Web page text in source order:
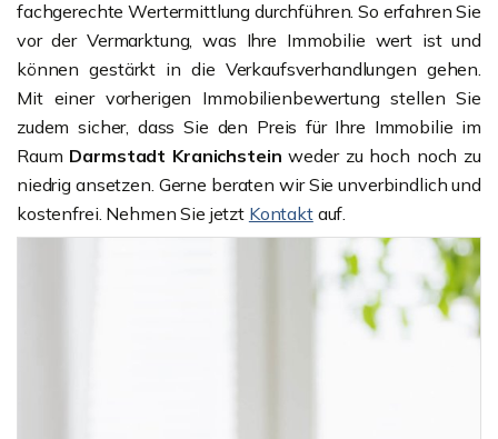
fachgerechte Wertermittlung durchführen. So erfahren Sie
vor der Vermarktung, was Ihre Immobilie wert ist und
können gestärkt in die Verkaufsverhandlungen gehen.
Mit einer vorherigen Immobilienbewertung stellen Sie
zudem sicher, dass Sie den Preis für Ihre Immobilie im
Raum Darmstadt Kranichstein weder zu hoch noch zu
niedrig ansetzen. Gerne beraten wir Sie unverbindlich und
kostenfrei. Nehmen Sie jetzt Kontaktauf.